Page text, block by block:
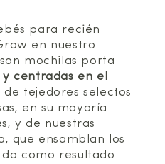
para recién
en nuestro
son mochilas porta
centradas en el
de tejedores selectos
en su mayoría
y de nuestras
que ensamblan los
como resultado